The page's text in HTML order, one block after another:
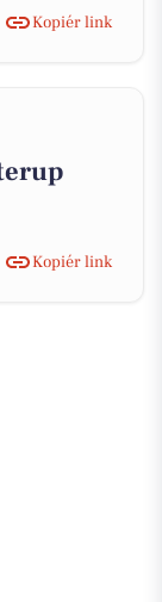
Kopiér link
Kopiér link